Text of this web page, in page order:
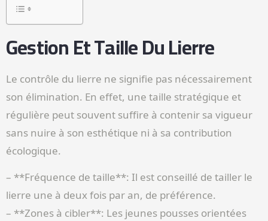
Gestion Et Taille Du Lierre
Le contrôle du lierre ne signifie pas nécessairement
son élimination. En effet, une taille stratégique et
régulière peut souvent suffire à contenir sa vigueur
sans nuire à son esthétique ni à sa contribution
écologique.
– **Fréquence de taille**: Il est conseillé de tailler le
lierre une à deux fois par an, de préférence.
– **Zones à cibler**: Les jeunes pousses orientées